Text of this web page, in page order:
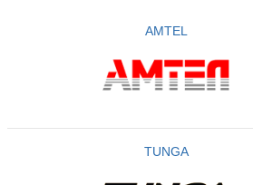
AMTEL
TUNGA